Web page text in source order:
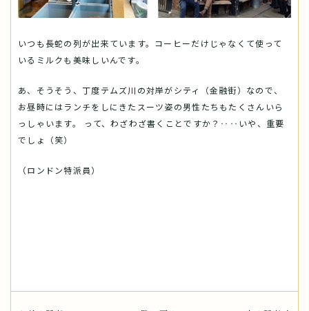
いつも長蛇の列が出来ています。コーヒーだけじゃなくて使って
いるミルクも美味しいんです。
あ、そうそう、丁度テムズ川の対岸がシティ（金融街）なので、
お昼時にはランチをしにきたスーツ姿の男性たちもたくさんいら
っしゃいます。 って、わざわざ書くことですか？‥‥いや、重要
でしょ（笑）
（ロンドン特派員）